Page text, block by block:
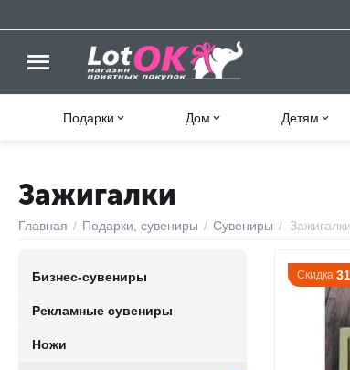
Подарки Дом Детям
Зажигалки
Главная / Подарки, сувениры / Сувениры / Зажигалки
Скидка
Бизнес-сувениры
Рекламные сувениры
Ножи